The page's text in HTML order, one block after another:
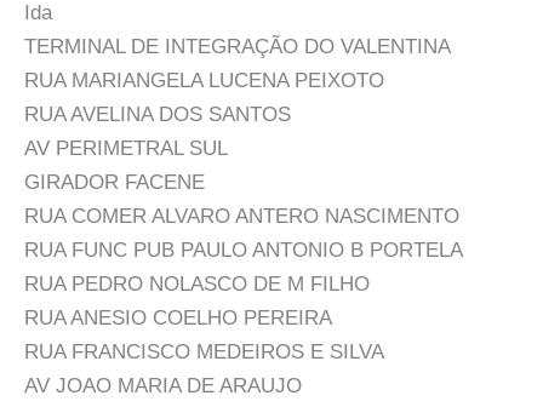
Ida
TERMINAL DE INTEGRAÇÃO DO VALENTINA
RUA MARIANGELA LUCENA PEIXOTO
RUA AVELINA DOS SANTOS
AV PERIMETRAL SUL
GIRADOR FACENE
RUA COMER ALVARO ANTERO NASCIMENTO
RUA FUNC PUB PAULO ANTONIO B PORTELA
RUA PEDRO NOLASCO DE M FILHO
RUA ANESIO COELHO PEREIRA
RUA FRANCISCO MEDEIROS E SILVA
AV JOAO MARIA DE ARAUJO